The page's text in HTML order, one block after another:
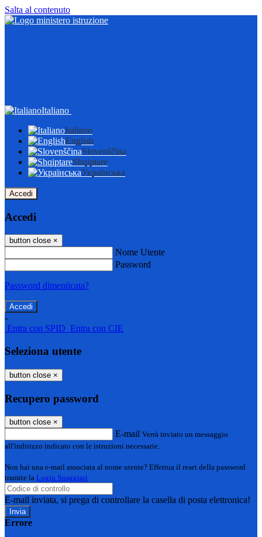
Salta al contenuto
Italiano
Italiano
English
Slovenščina
Shqiptare
Українська
Accedi
Accedi
button close ×
Nome Utente
Password
Password dimenticata?
-
Entra con SPID Entra con CIE
Seleziona utente
button close ×
Recupero password
button close ×
E-mail Verrà inviato un messaggio
all'indirizzo indicato con le istruzioni necessarie.
Non hai una e-mail associata al nome utente? Effettua il reset della password
tramite la Login Spaggiari
E-mail inviata, si prega di controllare la casella di posta elettronica!
Errore